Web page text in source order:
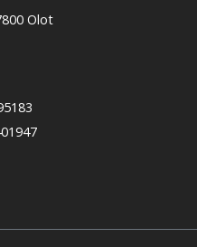
Olot